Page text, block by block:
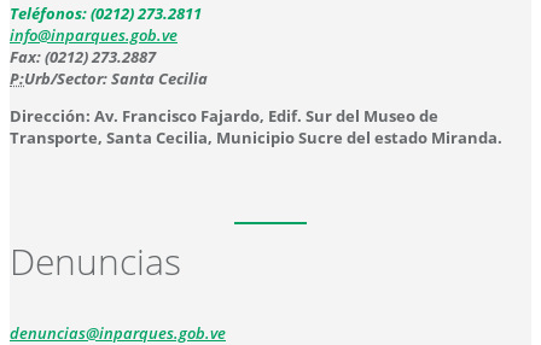
Teléfonos: (0212) 273.2811
info@inparques.gob.ve
Fax: (0212) 273.2887
P:Urb/Sector: Santa Cecilia
Dirección: Av. Francisco Fajardo, Edif. Sur del Museo de
Transporte, Santa Cecilia, Municipio Sucre del estado Miranda.
Denuncias
denuncias@inparques.gob.ve